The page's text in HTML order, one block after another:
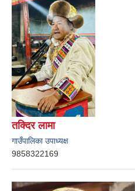
तक्दिर लामा
गाउँपालिका उपाध्यक्ष
9858322169